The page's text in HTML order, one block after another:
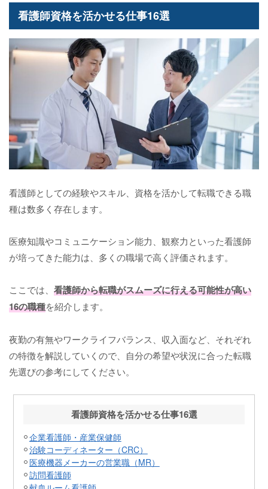
看護師資格を活かせる仕事16選
看護師としての経験やスキル、資格を活かして転職できる職
種は数多く存在します。
医療知識やコミュニケーション能力、観察力といった看護師
が培ってきた能力は、多くの職場で高く評価されます。
ここでは、 看護師から転職がスムーズに行える可能性が高い
16の職種を紹介します。
夜勤の有無やワークライフバランス、収入面など、それぞれ
の特徴を解説していくので、自分の希望や状況に合った転職
先選びの参考にしてください。
看護師資格を活かせる仕事16選
企業看護師・産業保健師
治験コーディネーター（CRC）
医療機器メーカーの営業職（MR）
訪問看護師